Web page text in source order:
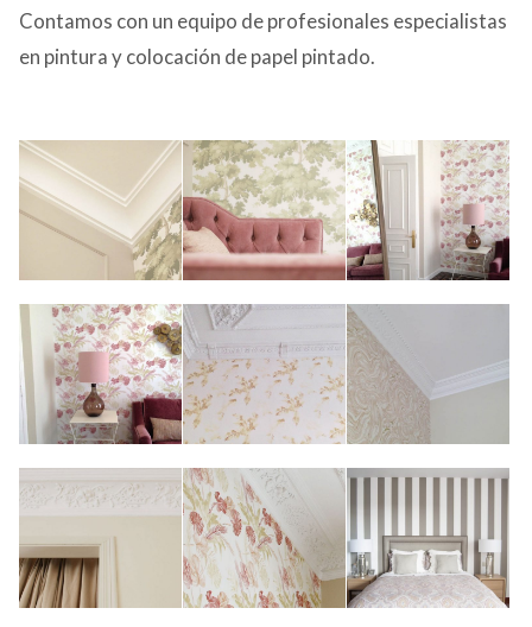
Contamos con un equipo de profesionales especialistas
en pintura y colocación de papel pintado.